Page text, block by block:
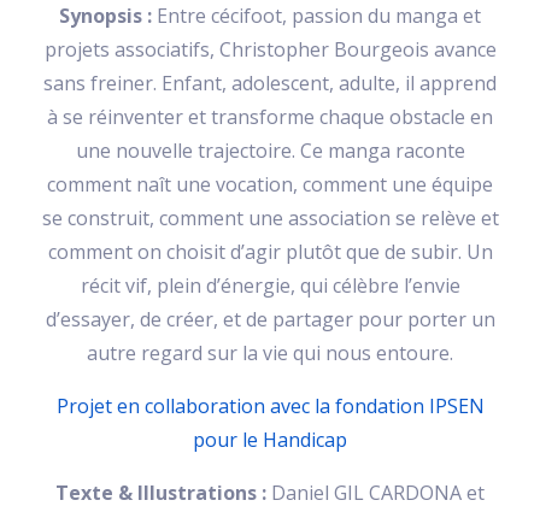
Synopsis : Entre cécifoot, passion du manga et
projets associatifs, Christopher Bourgeois avance
sans freiner. Enfant, adolescent, adulte, il apprend
à se réinventer et transforme chaque obstacle en
une nouvelle trajectoire. Ce manga raconte
comment naît une vocation, comment une équipe
se construit, comment une association se relève et
comment on choisit d’agir plutôt que de subir. Un
récit vif, plein d’énergie, qui célèbre l’envie
d’essayer, de créer, et de partager pour porter un
autre regard sur la vie qui nous entoure.
Projet en collaboration avec la fondation IPSEN
pour le Handicap
Texte & Illustrations : Daniel GIL CARDONA et